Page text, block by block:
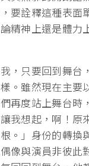
要詮釋這種表面
精神上還是體力
，只要回到舞台
。雖然現在主要
再度站上舞台時
我想起，啊！原
。」身份的轉換
像與演員非彼此